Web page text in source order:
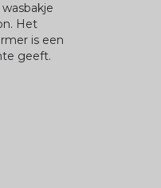
Het
is een
geeft.